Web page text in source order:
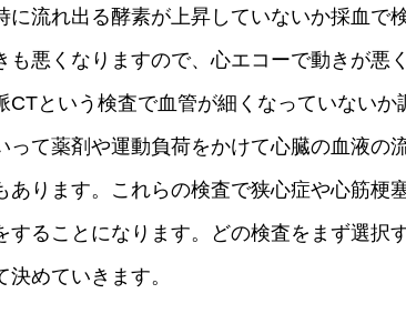
に流れ出る酵素が上昇していないか採血で
も悪くなりますので、心エコーで動きが悪
CTという検査で血管が細くなっていないか
って薬剤や運動負荷をかけて心臓の血液の
あります。これらの検査で狭心症や心筋梗
することになります。どの検査をまず選択
決めていきます。